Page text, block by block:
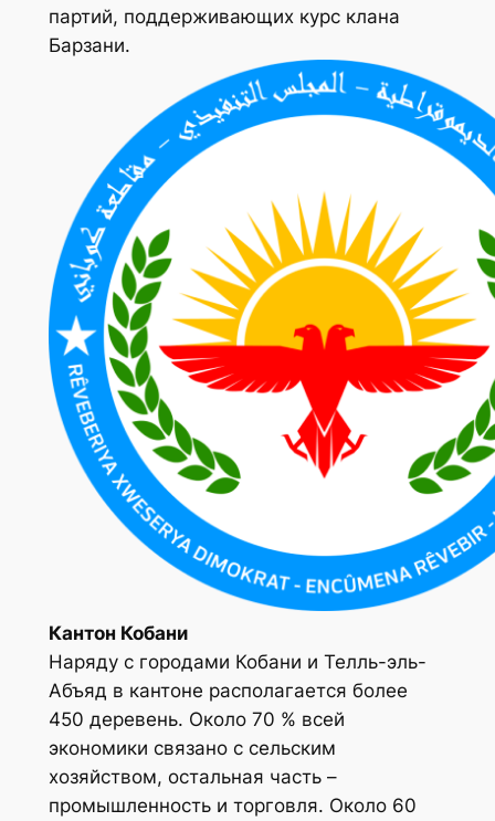
партий, поддерживающих курс клана
Барзани.
Кантон Кобани
Наряду с городами Кобани и Телль-эль-
Абъяд в кантоне располагается более
450 деревень. Около 70 % всей
экономики связано с сельским
хозяйством, остальная часть –
промышленность и торговля. Около 60